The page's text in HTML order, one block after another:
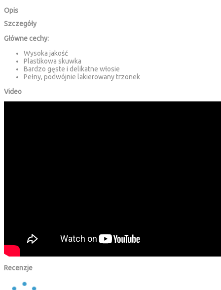
Opis
Szczegóły
Główne cechy:
Wysoka jakość
Plastikowa skuwka
Bardzo gęste i delikatne włosie
Pełny, podwójnie lakierowany trzonek
Video
Recenzje